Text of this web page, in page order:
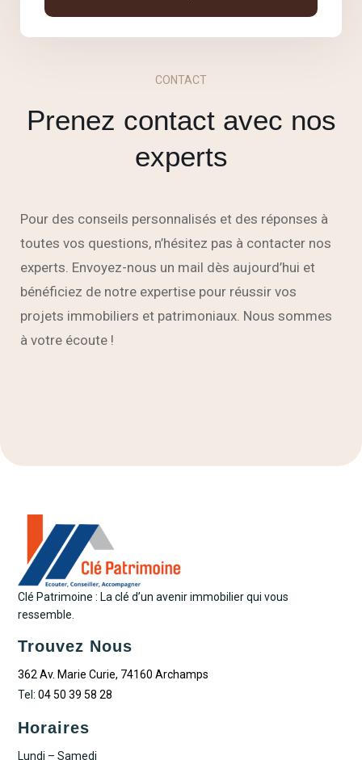
CONTACT
Prenez contact avec nos
experts
Pour des conseils personnalisés et des réponses à
toutes vos questions, n’hésitez pas à contacter nos
experts. Envoyez-nous un mail dès aujourd’hui et
bénéficiez de notre expertise pour réussir vos
projets immobiliers et patrimoniaux. Nous sommes
à votre écoute !
Clé Patrimoine : La clé d’un avenir immobilier qui vous
ressemble.
Trouvez Nous
362 Av. Marie Curie, 74160 Archamps
Tel:04 50 39 58 28
Horaires
Lundi – Samedi